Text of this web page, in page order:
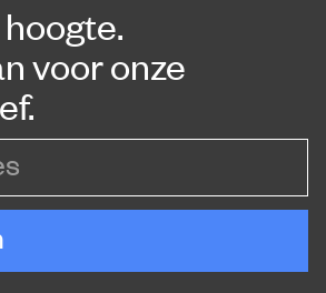
voor onze